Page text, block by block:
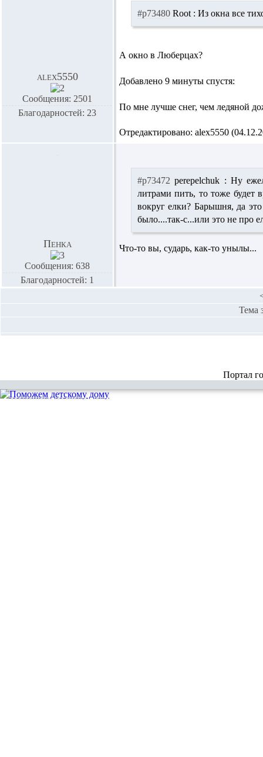
alex5550
Сообщения: 2501
Благодарностей: 23
#p73480 Root : Из окна все
А окно в Люберцах?
Добавлено 9 минуты спустя:
По мне лучше снег, чем ледяной
Отредактировано: alex5550
Пенка
Сообщения: 638
Благодарностей: 1
#p73472 perepelchuk : Ну
литрами пить, то тоже будет
вокруг елки? Барышня, да
было....так-с...или это не про
Что-то вы, сударь, как-то унылы...
Тема
Портал